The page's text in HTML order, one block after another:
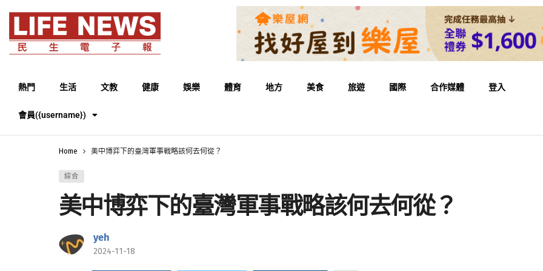
熱門 生活 文教 健康 娛樂 體育 地方 美食 旅遊 國際 合作媒體 登入
會員({username})
Home 美中博弈下的臺灣軍事戰略該何去何從？
綜合
美中博弈下的臺灣軍事戰略該何去何從？
yeh
2024-11-18